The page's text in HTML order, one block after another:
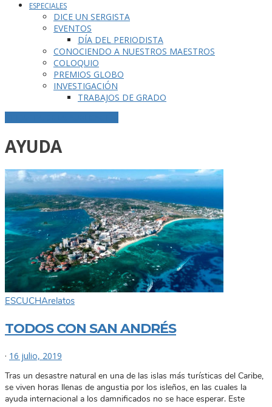
ESPECIALES
DICE UN SERGISTA
EVENTOS
DÍA DEL PERIODISTA
CONOCIENDO A NUESTROS MAESTROS
COLOQUIO
PREMIOS GLOBO
INVESTIGACIÓN
TRABAJOS DE GRADO
AYUDA
ESCUCHArelatos
TODOS CON SAN ANDRÉS
· 16 julio, 2019
Tras un desastre natural en una de las islas más turísticas del Caribe,
se viven horas llenas de angustia por los isleños, en las cuales la
ayuda internacional a los damnificados no se hace esperar. Este